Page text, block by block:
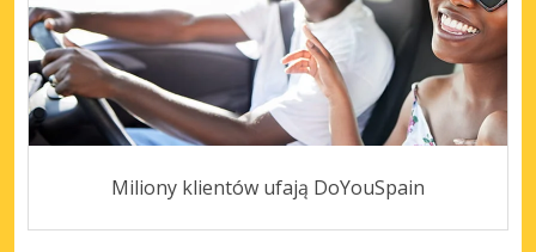
Miliony klientów ufają DoYouSpain